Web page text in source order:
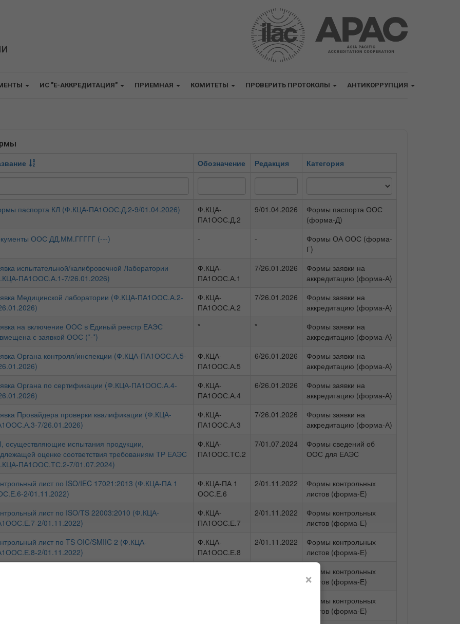
ИС "E-АККРЕДИТАЦИЯ" ПРИЕМНАЯ КОМИТЕТЫ ПРОВЕРИТЬ ПРОТОКОЛЫ АНТИКОРРУПЦИЯ
Обозначение Редакция Категория
паспорта КЛ (Ф.КЦА-ПА1ООС.Д.2-9/01.04.2026)
Ф.КЦА-
ПА1ООС.Д.2
9/01.04.2026
Формы паспорта ООС
(форма-Д)
ООС ДД.ММ.ГГГГГ (---)
- -
Формы ОА ООС (форма-
Г)
испытательной/калибровочной Лаборатории
ПА1ООС.А.1-7/26.01.2026)
Ф.КЦА-
ПА1ООС.А.1
7/26.01.2026
Формы заявки на
аккредитацию (форма-А)
Медицинской лаборатории (Ф.КЦА-ПА1ООС.А.2-
Ф.КЦА-
ПА1ООС.А.2
7/26.01.2026
Формы заявки на
аккредитацию (форма-А)
на включение ООС в Единый реестр ЕАЭС
с заявкой ООС (*-*)
* *
Формы заявки на
аккредитацию (форма-А)
Органа контроля/инспекции (Ф.КЦА-ПА1ООС.А.5-
Ф.КЦА-
ПА1ООС.А.5
6/26.01.2026
Формы заявки на
аккредитацию (форма-А)
Органа по сертификации (Ф.КЦА-ПА1ООС.А.4-
Ф.КЦА-
ПА1ООС.А.4
6/26.01.2026
Формы заявки на
аккредитацию (форма-А)
Провайдера проверки квалификации (Ф.КЦА-
7/26.01.2026)
Ф.КЦА-
ПА1ООС.А.3
7/26.01.2026
Формы заявки на
аккредитацию (форма-А)
осуществляющие испытания продукции,
оценке соответствия требованиям ТР ЕАЭС
ПА1ООС.ТС.2-7/01.07.2024)
Ф.КЦА-
ПА1ООС.ТС.2
7/01.07.2024
Формы сведений об
ООС для ЕАЭС
лист по ISO/IEC 17021:2013 (Ф.КЦА-ПА 1
2/01.11.2022)
Ф.КЦА-ПА 1
ООС.Е.6
2/01.11.2022
Формы контрольных
листов (форма-Е)
лист по ISO/ТS 22003:2010 (Ф.КЦА-
2/01.11.2022)
Ф.КЦА-
ПА1ООС.Е.7
2/01.11.2022
Формы контрольных
листов (форма-Е)
лист по TS OIC/SMIIC 2 (Ф.КЦА-
2/01.11.2022)
Ф.КЦА-
ПА1ООС.Е.8
2/01.11.2022
Формы контрольных
листов (форма-Е)
Формы контрольных
листов (форма-Е)
Формы контрольных
листов (форма-Е)
×